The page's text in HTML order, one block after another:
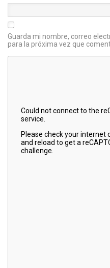
Guarda mi nombre, correo
para la próxima vez que